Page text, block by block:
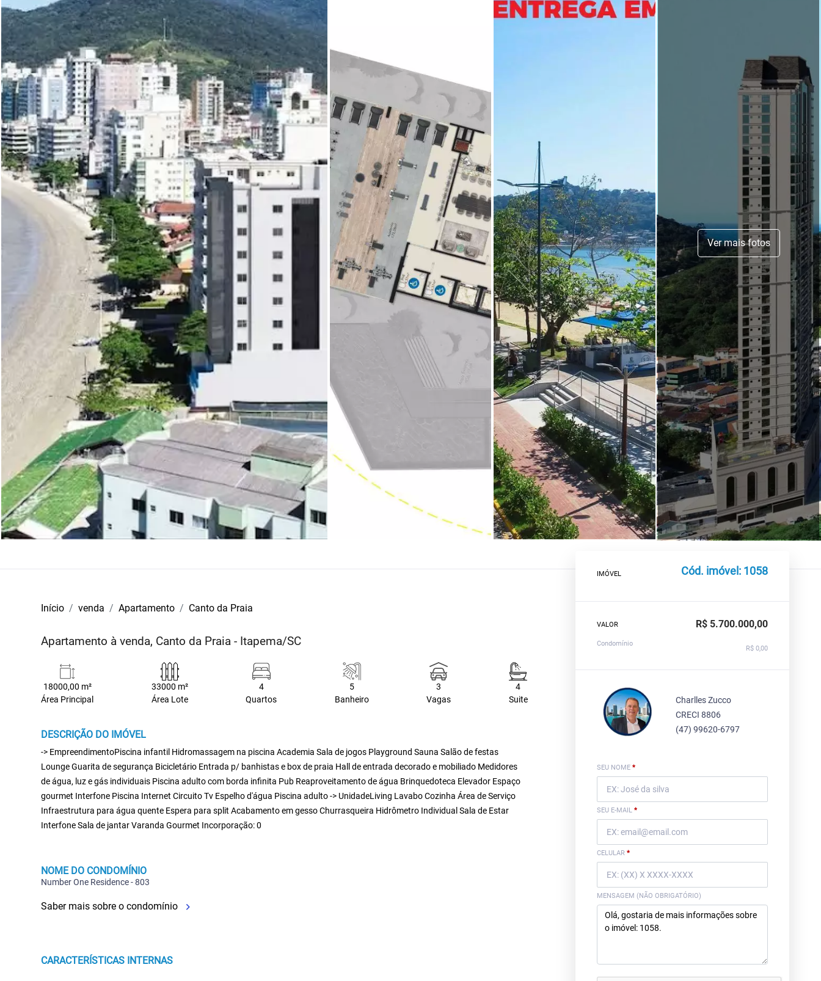
Ver mais fotos
Início venda Apartamento Canto da Praia
Apartamento à venda, Canto da Praia - Itapema/SC
18000,00 m²
Área Principal
33000 m²
Área Lote
4
Quartos
5
Banheiro
3
Vagas
4
Suite
DESCRIÇÃO DO IMÓVEL
-> EmpreendimentoPiscina infantil Hidromassagem na piscina Academia Sala de jogos Playground Sauna Salão de festas
Lounge Guarita de segurança Bicicletário Entrada p/ banhistas e box de praia Hall de entrada decorado e mobiliado Medidores
de água, luz e gás individuais Piscina adulto com borda infinita Pub Reaproveitamento de água Brinquedoteca Elevador Espaço
gourmet Interfone Piscina Internet Circuito Tv Espelho d'água Piscina adulto -> UnidadeLiving Lavabo Cozinha Área de Serviço
Infraestrutura para água quente Espera para split Acabamento em gesso Churrasqueira Hidrômetro Individual Sala de Estar
Interfone Sala de jantar Varanda Gourmet Incorporação: 0
NOME DO CONDOMÍNIO
Number One Residence - 803
Saber mais sobre o condomínio
CARACTERÍSTICAS INTERNAS
IMÓVEL Cód. imóvel: 1058
VALOR R$ 5.700.000,00
Condomínio
R$ 0,00
Charlles Zucco
CRECI 8806
(47) 99620-6797
SEU NOME *
SEU E-MAIL *
CELULAR *
MENSAGEM (NÃO OBRIGATÓRIO)